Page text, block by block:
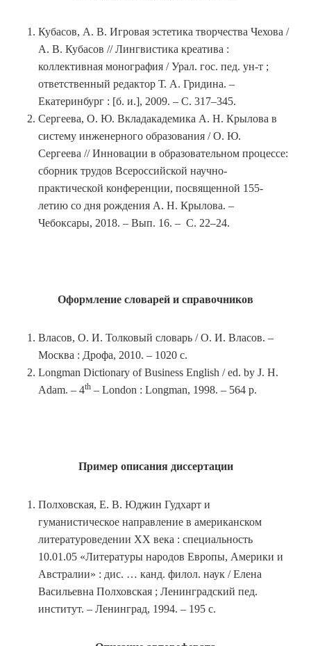
Кубасов, А. В. Игровая эстетика творчества Чехова /
А. В. Кубасов // Лингвистика креатива :
коллективная монография / Урал. гос. пед. ун-т ;
ответственный редактор Т. А. Гридина. –
Екатеринбург : [б. и.], 2009. – С. 317–345.
Сергеева, О. Ю. Вкладакадемика А. Н. Крылова в
систему инженерного образования / О. Ю.
Сергеева // Инновации в образовательном процессе:
сборник трудов Всероссийской научно-
практической конференции, посвященной 155-
летию со дня рождения А. Н. Крылова. –
Чебоксары, 2018. – Вып. 16. – С. 22–24.
Оформление словарей и справочников
Власов, О. И. Толковый словарь / О. И. Власов. –
Москва : Дрофа, 2010. – 1020 с.
Longman Dictionary of Business English / ed. by J. H.
Adam. – 4th – London : Longman, 1998. – 564 p.
Пример описания диссертации
Полховская, Е. В. Юджин Гудхарт и
гуманистическое направление в американском
литературоведении ХХ века : специальность
10.01.05 «Литературы народов Европы, Америки и
Австралии» : дис. … канд. филол. наук / Елена
Васильевна Полховская ; Ленинградский пед.
институт. – Ленинград, 1994. – 195 с.